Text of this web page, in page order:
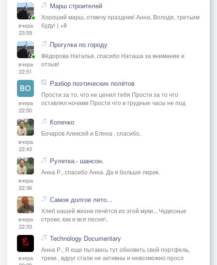
вчера
23:59
Марш строителей
Хороший марш, отмечу праздник! Анна, Володя, третьим
буду! ) +8
вчера
22:51
Прогулка по городу
Фёдорова Наталья, спасибо Наташа за внимание и
отзыв!
вчера
22:50
Разбор поэтических полётов
Прости за то, что не ценил тебя Прости за то что
оставлял ночами Прости что в трудные часы не под
вчера
22:43
Колечко
Бочаров Алексей и Елена , спасибо.
вчера
22:36
Рулетка.- шансон.
Анна Р., спасибо Анна. Да я больше лирик.
вчера
22:33
Самое долгое лето...
Хлеб нашей жизни печётся из этой муки... Чудесные
строки, как и вся песня!..
вчера
Technology Documentary
Анна Р., Я еще пытаюсь тут обновить свой портфель,
треки , вдруг стали не активны и невозможно просл